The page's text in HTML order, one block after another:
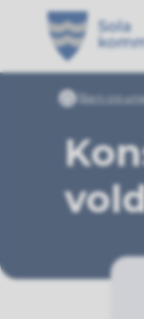
Sola kommune
Du er her:
Forside
Barn og